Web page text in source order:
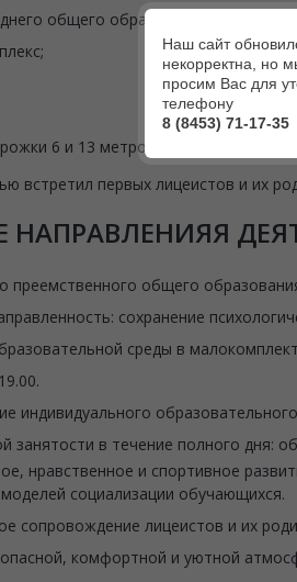
общего образования (30000мкв);
6 и 13 метров)
встретил первых лицеистов и их
НАПРАВЛЕНИЯЯ
преемственного общего
сохранение
среды в
индивидуального
занятости в течение полного дня:
нравственное и спортивное
социализации обучающихся.
сопровождение лицеистов и их
комфортной и уютной
Наш сайт
некорректна, но
просим Вас для
телефону
8 (8453) 71-17-35